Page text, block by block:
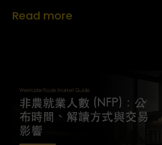
Read more